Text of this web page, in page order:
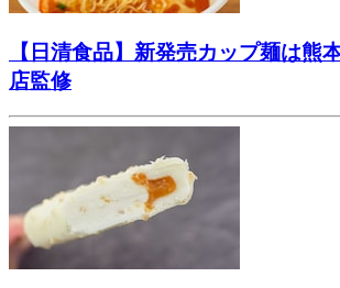
【日清食品】新発売カップ麺は熊
店監修